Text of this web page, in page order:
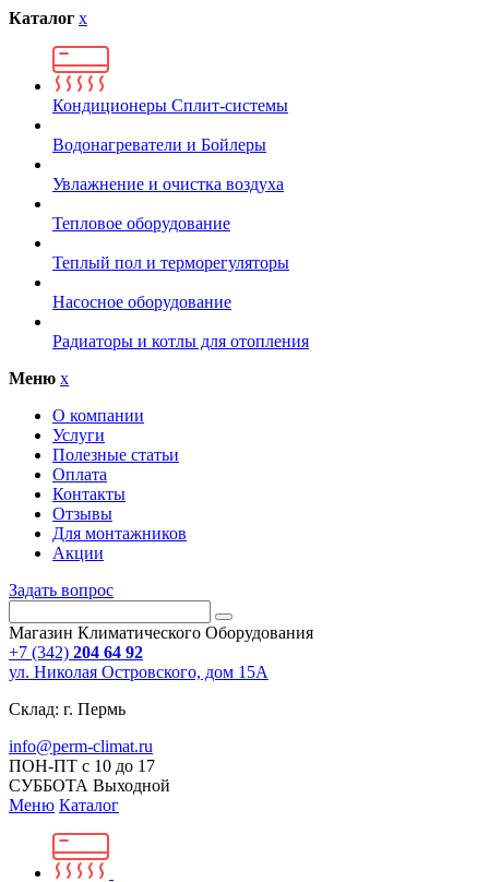
Каталог x
Кондиционеры Сплит-системы
Водонагреватели и Бойлеры
Увлажнение и очистка воздуха
Тепловое оборудование
Теплый пол и терморегуляторы
Насосное оборудование
Радиаторы и котлы для отопления
Меню x
О компании
Услуги
Полезные статьи
Оплата
Контакты
Отзывы
Для монтажников
Акции
Задать вопрос
Магазин Климатического Оборудования
+7 (342) 204 64 92
ул. Николая Островского, дом 15А
Склад: г. Пермь
info@perm-climat.ru
ПОН-ПТ с 10 до 17
СУББОТА Выходной
Меню Каталог